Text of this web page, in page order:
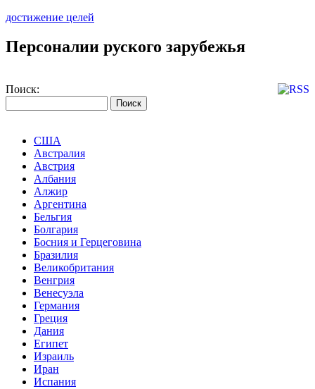
достижение целей
Персоналии руского зарубежья
Поиск:
США
Австралия
Австрия
Албания
Алжир
Аргентина
Бельгия
Болгария
Босния и Герцеговина
Бразилия
Великобритания
Венгрия
Венесуэла
Германия
Греция
Дания
Египет
Израиль
Иран
Испания